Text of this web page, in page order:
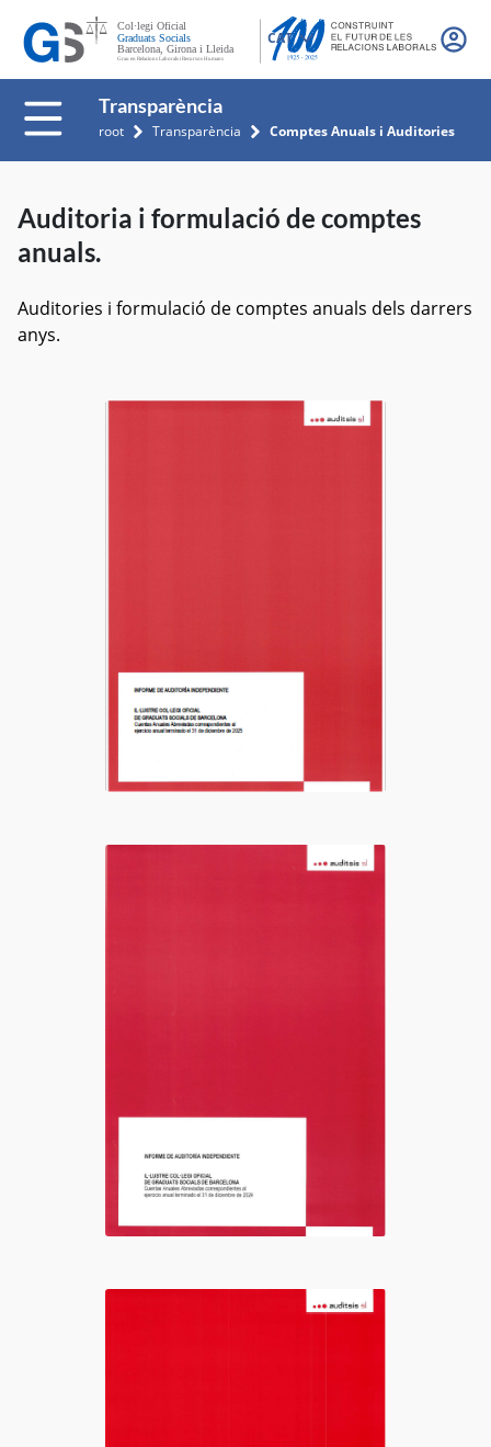
CAT
Transparència
root Transparència Comptes Anuals i Auditories
Auditoria i formulació de comptes
anuals.
Auditories i formulació de comptes anuals dels darrers
anys.